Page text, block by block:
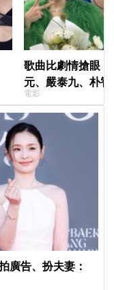
歌曲比劇情搶眼
元、嚴泰九、朴
曲《Love Is》超
電影
廣告、扮夫妻：